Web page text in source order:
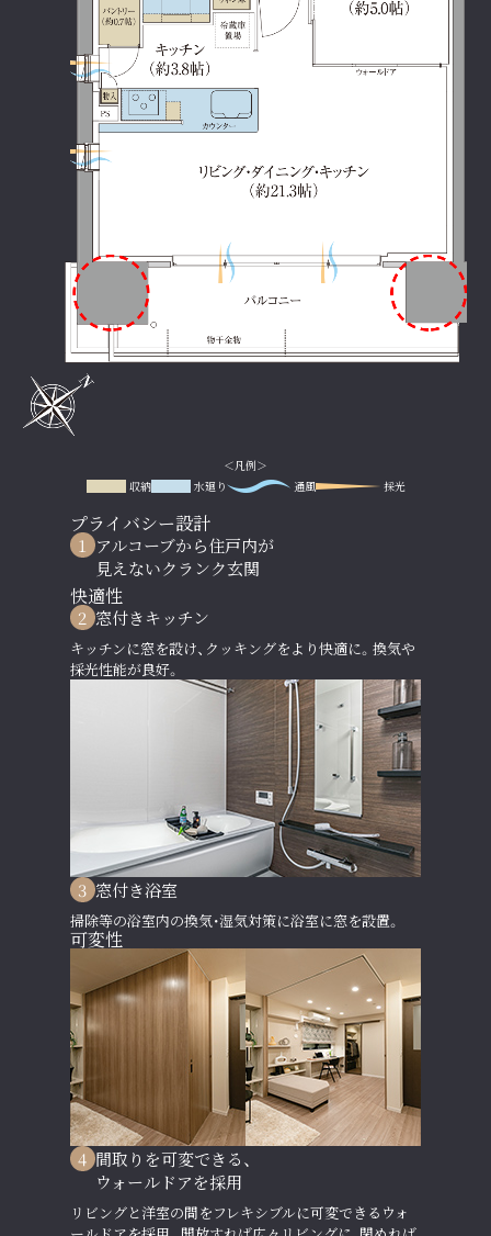
＜凡例＞
収納
水廻り 通風 採光
プライバシー設計
1 アルコーブから住戸内が
見えないクランク玄関
快適性
2 窓付きキッチン
キッチンに窓を設け、クッキングをより快適に。換気や
採光性能が良好。
3 窓付き浴室
掃除等の浴室内の換気・湿気対策に浴室に窓を設置。
可変性
4 間取りを可変できる、
ウォールドアを採用
リビングと洋室の間をフレキシブルに可変できるウォ